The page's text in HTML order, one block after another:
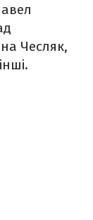
Чесляк,